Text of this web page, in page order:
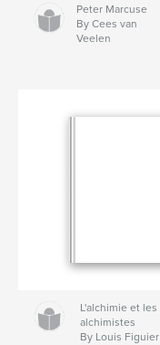
Peter Marcuse
By Cees van
Veelen
L'alchimie et les
alchimistes
By Louis Figuier